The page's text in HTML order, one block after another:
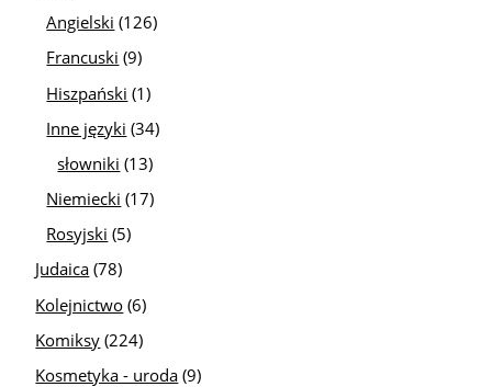
Angielski (126)
Francuski (9)
Hiszpański (1)
Inne języki (34)
słowniki (13)
Niemiecki (17)
Rosyjski (5)
Judaica (78)
Kolejnictwo (6)
Komiksy (224)
Kosmetyka - uroda (9)